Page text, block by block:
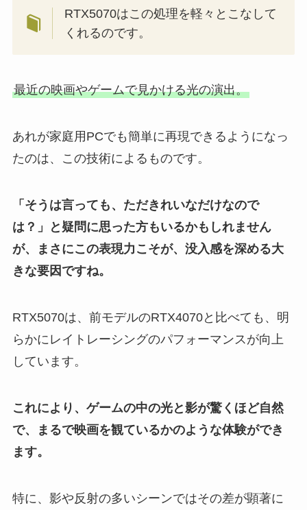
RTX5070はこの処理を軽々とこなして
くれるのです。
最近の映画やゲームで見かける光の演出。
あれが家庭用PCでも簡単に再現できるようになっ
たのは、この技術によるものです。
「そうは言っても、ただきれいなだけなので
は？」と疑問に思った方もいるかもしれません
が、まさにこの表現力こそが、没入感を深める大
きな要因ですね。
RTX5070は、前モデルのRTX4070と比べても、明
らかにレイトレーシングのパフォーマンスが向上
しています。
これにより、ゲームの中の光と影が驚くほど自然
で、まるで映画を観ているかのような体験ができ
ます。
特に、影や反射の多いシーンではその差が顕著に